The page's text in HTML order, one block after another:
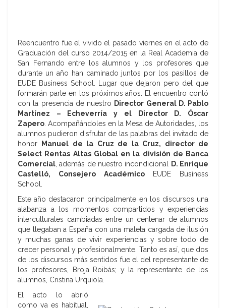
Reencuentro fue el vivido el pasado viernes en el acto de
Graduación del curso 2014/2015 en la Real Academia de
San Fernando entre los alumnos y los profesores que
durante un año han caminado juntos por los pasillos de
EUDE Business School. Lugar que dejaron pero del que
formarán parte en los próximos años. El encuentro contó
con la presencia de nuestro Director General D. Pablo
Martínez – Echeverría y el Director D. Óscar
Zapero. Acompañándoles en la Mesa de Autoridades, los
alumnos pudieron disfrutar de las palabras del invitado de
honor
Manuel de la Cruz de la Cruz, director de
Select Rentas Altas Global en la división de Banca
Comercial, además de nuestro incondicional D. Enrique
Castelló, Consejero AcadémicoEUDE Business
School.
Este año destacaron principalmente en los discursos una
alabanza a los momentos compartidos y experiencias
interculturales cambiadas entre un centenar de alumnos
que llegaban a España con una maleta cargada de ilusión
y muchas ganas de vivir experiencias y sobre todo de
crecer personal y profesionalmente. Tanto es así, que dos
de los discursos más sentidos fue el del representante de
los profesores, Broja Roibás; y la representante de los
alumnos, Cristina Urquiola.
El acto lo abrió
como ya es habitual,